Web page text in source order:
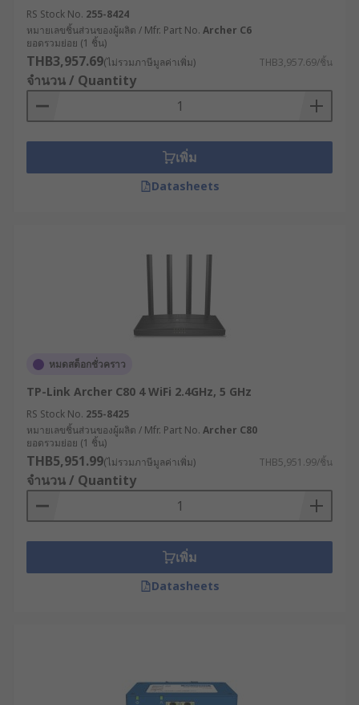
พื้นที่ครอบคลุม : ตรวจสอบให้แน่ใจว่าเราเตอร์
สามารถกระจายสัญญาณได้ครอบคลุมพื้นที่อยู่
อาศัยหรือพื้นที่ทำงานของคุณอย่างเพียงพอ เพื่อ
ให้การใช้งาน WiFi เป็นไปอย่างมีประสิทธิภาพ
ความเร็วที่รองรับ : ตรวจสอบว่าเราเตอร์
อินเทอร์เน็ตสามารถรองรับความเร็วของบริการ
5G เพื่อหลีกเลี่ยงปัญหาความล่าช้าหรือการเชื่อม
ต่อที่ไม่เสถียร
กระจายสัญญาณ WiFi ที่มีระบบรักษาความ
ปลอดภัยที่แข็งแรง เช่น การเข้ารหัสแบบ WEP
หรือ WPA เพื่อปกป้องเครือข่ายของคุณจากการ
ถูกบุกรุก
ประเมินสภาพแวดล้อมการใช้งาน : พิจารณาว่า
เราเตอร์จะถูกติดตั้งในสภาพแวดล้อมแบบใด มี
ความเสี่ยงต่อความร้อน ความชื้น ฝุ่น หรือการ
สั่นสะเทือนหรือไม่ เพื่อเลือกเราเตอร์ที่มีระดับ
การป้องกัน (IP Rating) ที่เหมาะสม
วิเคราะห์ความต้องการด้านการเชื่อมต่อ :
ประเมินว่าต้องการเชื่อมต่อผ่านช่องทางใดบ้าง
ๆ และต้องการระบบสำรองหรือไม่
กำหนดความต้องการด้านแบนด์วิดท์ : คำนวณ
ปริมาณข้อมูลที่จะถูกส่งผ่านอุปกรณ์เครือข่าย
เช่น VPN, Firewall, การเข้ารหัสข้อมูล หรือ
RS Stock No. 255-8424
หมายเลขชิ้นส่วนของผู้ผลิต / Mfr. Part No. Archer C6
ยอดรวมย่อย (1 ชิ้น)
THB3,957.69(ไม่รวมภาษีมูลค่าเพิ่ม) THB3,957.69/ชิ้น
จำนวน / Quantity
เพิ่ม
Datasheets
หมดสต็อกชั่วคราว
TP-Link Archer C80 4 WiFi 2.4GHz, 5 GHz
RS Stock No. 255-8425
หมายเลขชิ้นส่วนของผู้ผลิต / Mfr. Part No. Archer C80
ยอดรวมย่อย (1 ชิ้น)
THB5,951.99(ไม่รวมภาษีมูลค่าเพิ่ม) THB5,951.99/ชิ้น
จำนวน / Quantity
เพิ่ม
Datasheets